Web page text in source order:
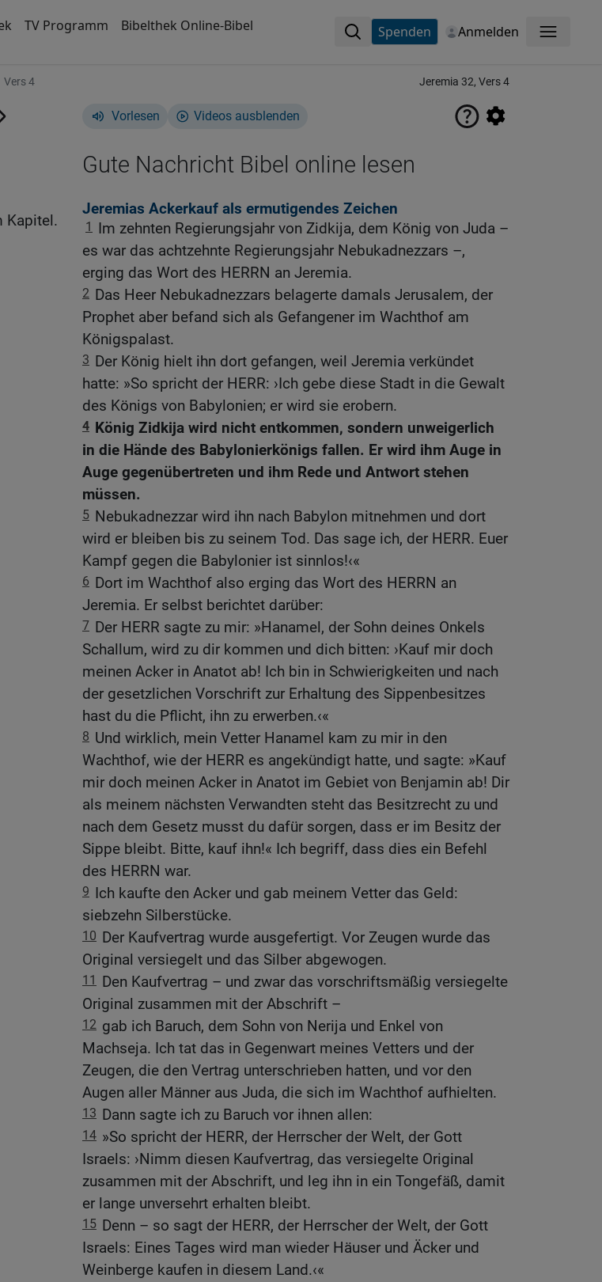
TV Programm Bibelthek Online-Bibel Spenden Anmelden Menü
Vers 4 Jeremia 32, Vers 4
Vorlesen Videos ausblenden
Gute Nachricht Bibel online lesen
Jeremias Ackerkauf als ermutigendes Zeichen
1
Im zehnten Regierungsjahr von Zidkija, dem König von Juda –
es war das achtzehnte Regierungsjahr Nebukadnezzars –,
erging das Wort des HERRN an Jeremia.
2 Das Heer Nebukadnezzars belagerte damals Jerusalem, der
Prophet aber befand sich als Gefangener im Wachthof am
Königspalast.
3 Der König hielt ihn dort gefangen, weil Jeremia verkündet
hatte: »So spricht der HERR: ›Ich gebe diese Stadt in die Gewalt
des Königs von Babylonien; er wird sie erobern.
4 König Zidkija wird nicht entkommen, sondern unweigerlich
in die Hände des Babylonierkönigs fallen. Er wird ihm Auge in
Auge gegenübertreten und ihm Rede und Antwort stehen
müssen.
5 Nebukadnezzar wird ihn nach Babylon mitnehmen und dort
wird er bleiben bis zu seinem Tod. Das sage ich, der HERR. Euer
Kampf gegen die Babylonier ist sinnlos!‹«
6 Dort im Wachthof also erging das Wort des HERRN an
Jeremia. Er selbst berichtet darüber:
7 Der HERR sagte zu mir: »Hanamel, der Sohn deines Onkels
Schallum, wird zu dir kommen und dich bitten: ›Kauf mir doch
meinen Acker in Anatot ab! Ich bin in Schwierigkeiten und nach
der gesetzlichen Vorschrift zur Erhaltung des Sippenbesitzes
hast du die Pflicht, ihn zu erwerben.‹«
8 Und wirklich, mein Vetter Hanamel kam zu mir in den
Wachthof, wie der HERR es angekündigt hatte, und sagte: »Kauf
mir doch meinen Acker in Anatot im Gebiet von Benjamin ab! Dir
als meinem nächsten Verwandten steht das Besitzrecht zu und
nach dem Gesetz musst du dafür sorgen, dass er im Besitz der
Sippe bleibt. Bitte, kauf ihn!« Ich begriff, dass dies ein Befehl
des HERRN war.
9 Ich kaufte den Acker und gab meinem Vetter das Geld:
siebzehn Silberstücke.
10 Der Kaufvertrag wurde ausgefertigt. Vor Zeugen wurde das
Original versiegelt und das Silber abgewogen.
11
Den Kaufvertrag – und zwar das vorschriftsmäßig versiegelte
Original zusammen mit der Abschrift –
12 gab ich Baruch, dem Sohn von Nerija und Enkel von
Machseja. Ich tat das in Gegenwart meines Vetters und der
Zeugen, die den Vertrag unterschrieben hatten, und vor den
Augen aller Männer aus Juda, die sich im Wachthof aufhielten.
13 Dann sagte ich zu Baruch vor ihnen allen:
14 »So spricht der HERR, der Herrscher der Welt, der Gott
Israels: ›Nimm diesen Kaufvertrag, das versiegelte Original
zusammen mit der Abschrift, und leg ihn in ein Tongefäß, damit
er lange unversehrt erhalten bleibt.
15 Denn – so sagt der HERR, der Herrscher der Welt, der Gott
Israels: Eines Tages wird man wieder Häuser und Äcker und
Weinberge kaufen in diesem Land.‹«
Kapitel.